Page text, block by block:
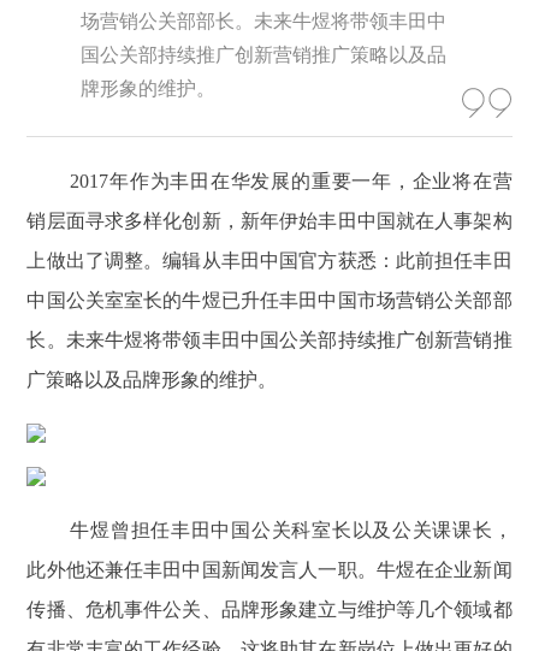
场营销公关部部长。未来牛煜将带领丰田中
国公关部持续推广创新营销推广策略以及品
牌形象的维护。
2017年作为丰田在华发展的重要一年，企业将在营
销层面寻求多样化创新，新年伊始丰田中国就在人事架构
上做出了调整。编辑从丰田中国官方获悉：此前担任丰田
中国公关室室长的牛煜已升任丰田中国市场营销公关部部
长。未来牛煜将带领丰田中国公关部持续推广创新营销推
广策略以及品牌形象的维护。
牛煜曾担任丰田中国公关科室长以及公关课课长，
此外他还兼任丰田中国新闻发言人一职。牛煜在企业新闻
传播、危机事件公关、品牌形象建立与维护等几个领域都